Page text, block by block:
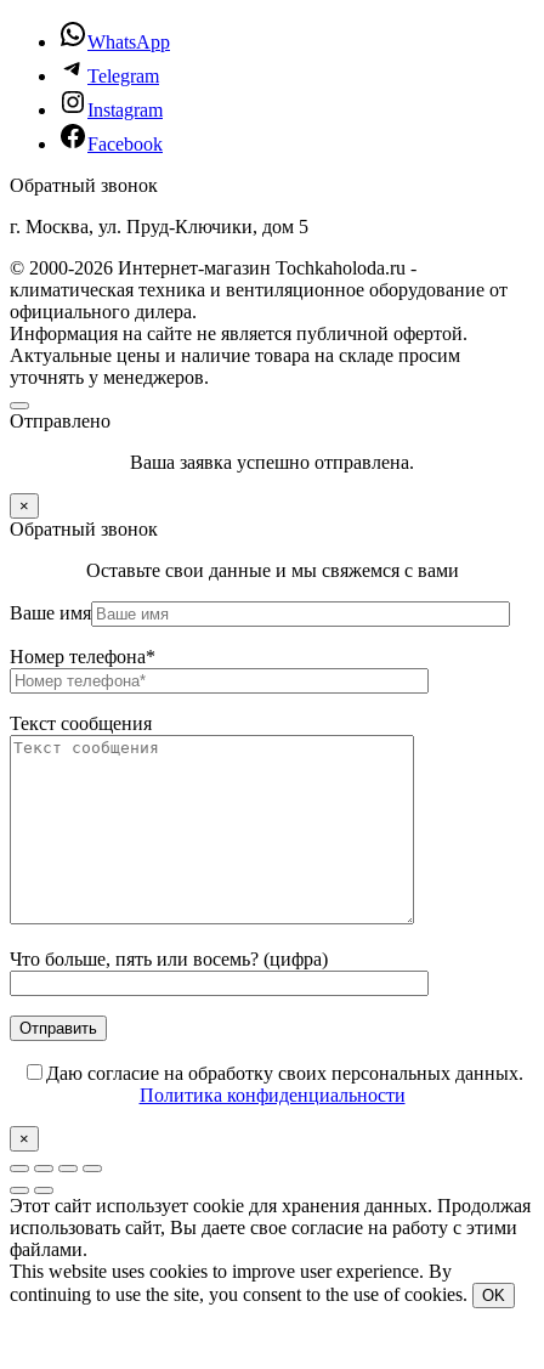
WhatsApp
Telegram
Instagram
Facebook
Обратный звонок
г. Москва, ул. Пруд-Ключики, дом 5
© 2000-2026 Интернет-магазин Tochkaholoda.ru -
климатическая техника и вентиляционное оборудование от
официального дилера.
Информация на сайте не является публичной офертой.
Актуальные цены и наличие товара на складе просим
уточнять у менеджеров.
Отправлено
Ваша заявка успешно отправлена.
×
Обратный звонок
Оставьте свои данные и мы свяжемся с вами
Ваше имя
Номер телефона*
Текст сообщения
Что больше, пять или восемь? (цифра)
Даю согласие на обработку своих персональных данных.
Политика конфиденциальности
×
Этот сайт использует cookie для хранения данных. Продолжая
использовать сайт, Вы даете свое согласие на работу с этими
файлами.
This website uses cookies to improve user experience. By
continuing to use the site, you consent to the use of cookies.
OK